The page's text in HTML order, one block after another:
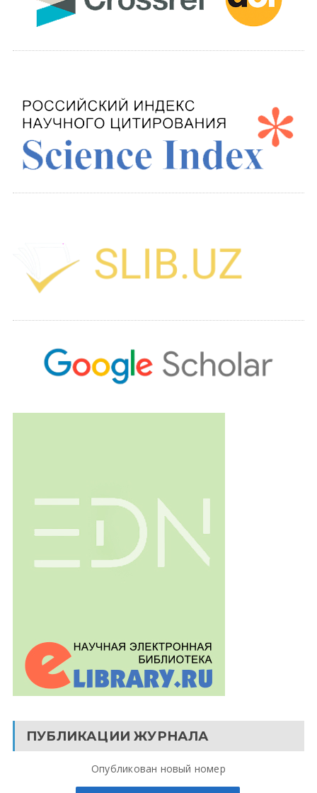
ПУБЛИКАЦИИ ЖУРНАЛА
Опубликован новый номер